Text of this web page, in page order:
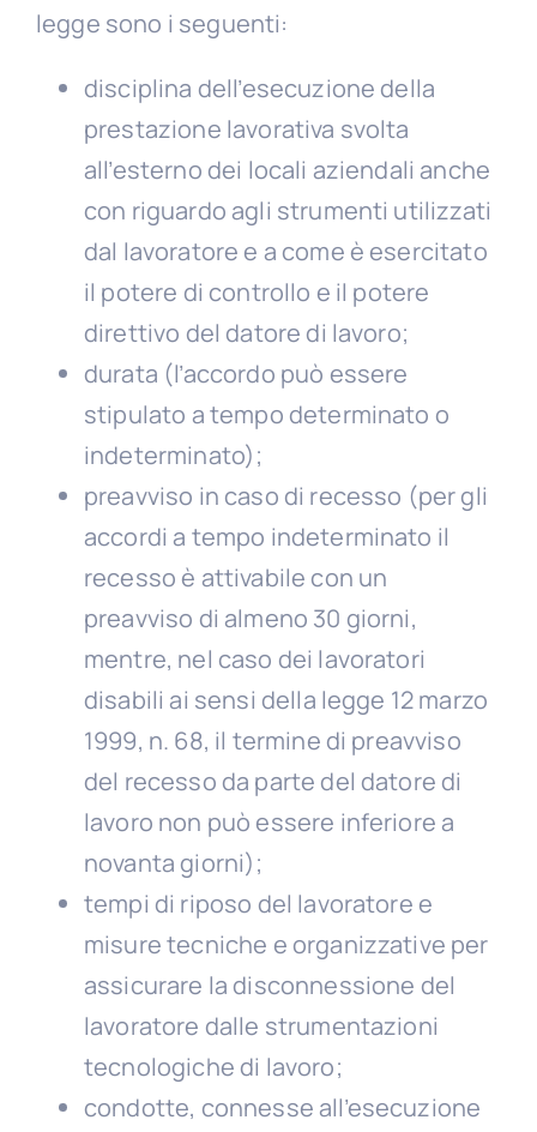
legge sono i seguenti:
disciplina dell’esecuzione della
prestazione lavorativa svolta
all’esterno dei locali aziendali anche
con riguardo agli strumenti utilizzati
dal lavoratore e a come è esercitato
il potere di controllo e il potere
direttivo del datore di lavoro;
durata (l’accordo può essere
stipulato a tempo determinato o
indeterminato);
preavviso in caso di recesso (per gli
accordi a tempo indeterminato il
recesso è attivabile con un
preavviso di almeno 30 giorni,
mentre, nel caso dei lavoratori
disabili ai sensi della legge 12 marzo
1999, n. 68, il termine di preavviso
del recesso da parte del datore di
lavoro non può essere inferiore a
novanta giorni);
tempi di riposo del lavoratore e
misure tecniche e organizzative per
assicurare la disconnessione del
lavoratore dalle strumentazioni
tecnologiche di lavoro;
condotte, connesse all’esecuzione